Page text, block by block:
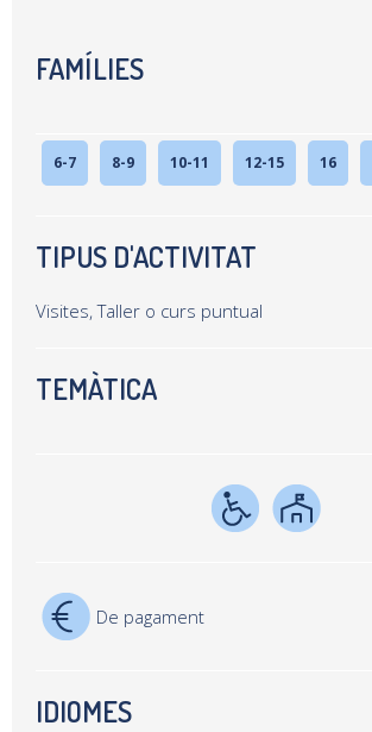
FAMÍLIES
6-7 8-9 10-11 12-15 16
TIPUS D'ACTIVITAT
Visites, Taller o curs puntual
TEMÀTICA
De pagament
IDIOMES